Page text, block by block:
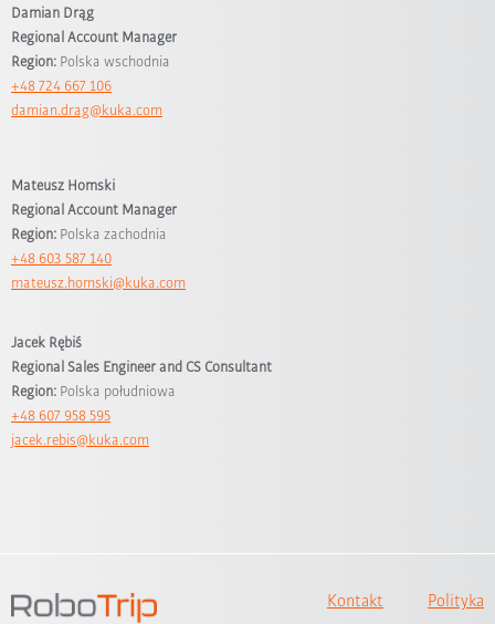
Damian Drąg
Regional Account Manager
Region: Polska wschodnia
+48 724 667 106
damian.drag@kuka.com
Mateusz Homski
Regional Account Manager
Region: Polska zachodnia
+48 603 587 140
mateusz.homski@kuka.com
Jacek Rębiś
Regional Sales Engineer and CS Consultant
Region: Polska południowa
+48 607 958 595
jacek.rebis@kuka.com
Kontakt
Polityka